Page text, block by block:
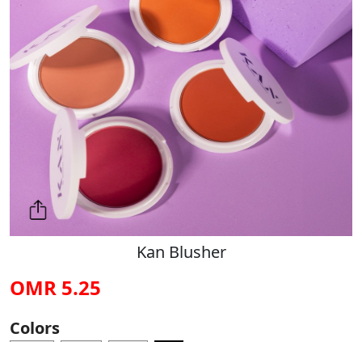
Kan Blusher
5.25 OMR
Colors